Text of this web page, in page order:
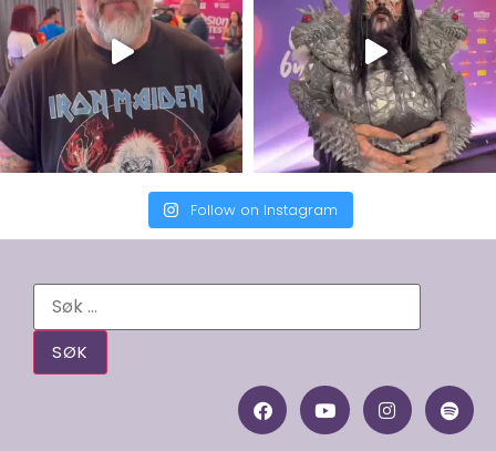
Follow on Instagram